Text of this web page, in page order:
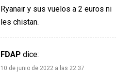
Ryanair y sus vuelos a 2 euros ni
les chistan.
FDAP dice:
10 de junio de 2022 a las 22:37